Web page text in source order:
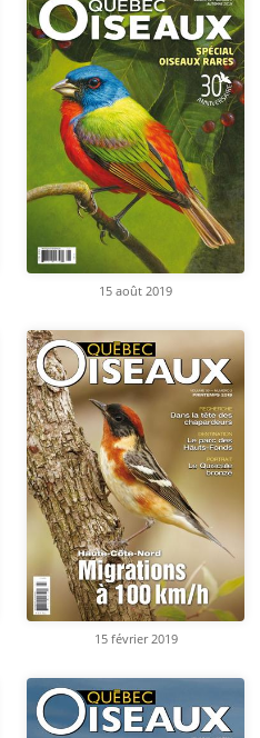
15 août 2019
15 février 2019